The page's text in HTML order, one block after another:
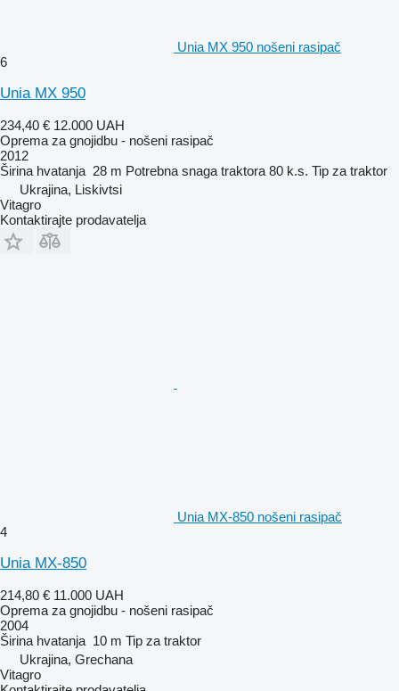
Unia MX 950 nošeni rasipač
6
Unia MX 950
234,40 € 12.000 UAH
Oprema za gnojidbu - nošeni rasipač
2012
Širina hvatanja 28 m Potrebna snaga traktora 80 k.s. Tip za traktor
Ukrajina, Liskivtsi
Vitagro
Kontaktirajte prodavatelja
Unia MX-850 nošeni rasipač
4
Unia MX-850
214,80 € 11.000 UAH
Oprema za gnojidbu - nošeni rasipač
2004
Širina hvatanja 10 m Tip za traktor
Ukrajina, Grechana
Vitagro